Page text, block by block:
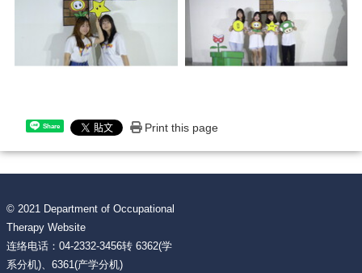
Share Print this page
© 2021 Department of Occupational
Therapy Website
连络电话：04-2332-3456转 6362(学
系分机)、6361(产学分机)